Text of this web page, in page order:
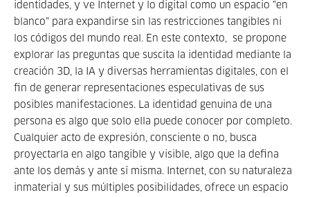
identidades, y ve Internet y lo digital como un espacio "en
blanco" para expandirse sin las restricciones tangibles ni
los códigos del mundo real. En este contexto, se propone
explorar las preguntas que suscita la identidad mediante la
creación 3D, la IA y diversas herramientas digitales, con el
fin de generar representaciones especulativas de sus
posibles manifestaciones. La identidad genuina de una
persona es algo que solo ella puede conocer por completo.
Cualquier acto de expresión, consciente o no, busca
proyectarla en algo tangible y visible, algo que la defina
ante los demás y ante sí misma. Internet, con su naturaleza
inmaterial y sus múltiples posibilidades, ofrece un espacio